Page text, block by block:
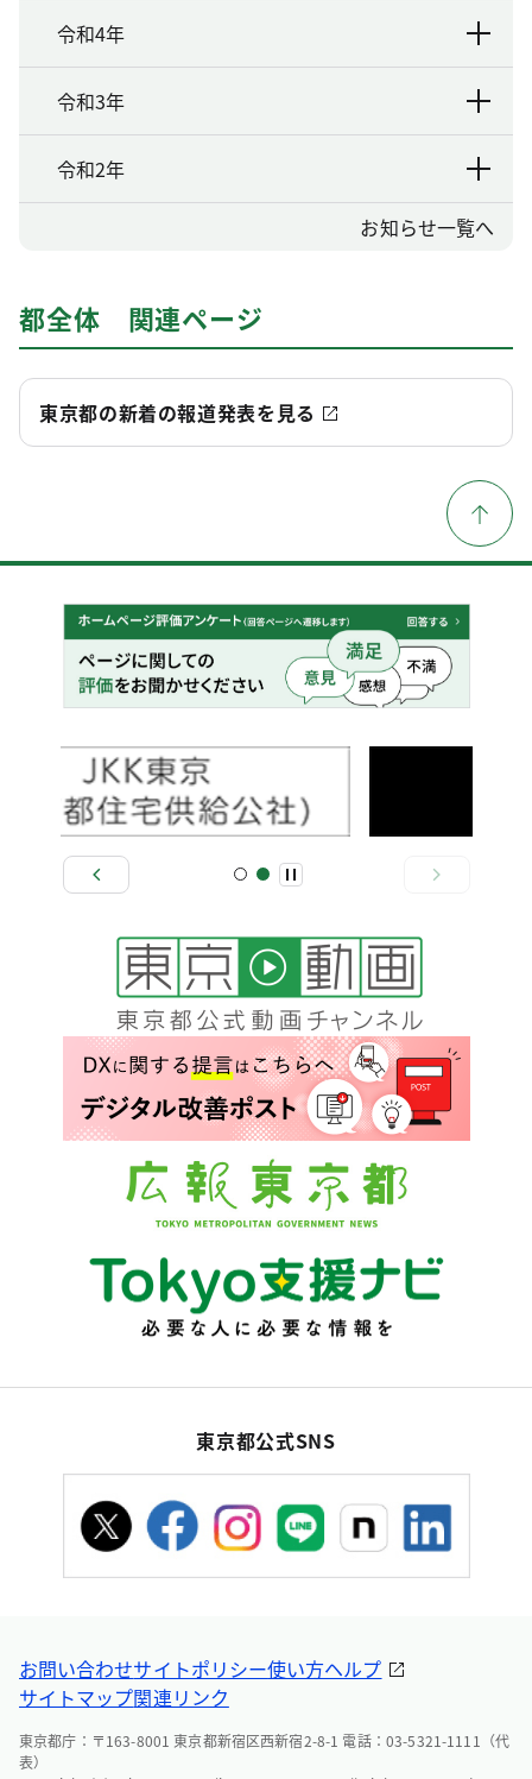
令和4年
令和3年
令和2年
お知らせ一覧へ
都全体 関連ページ
東京都の新着の報道発表を見る
東京都公式SNS
お問い合わせサイトポリシー使い方ヘルプ
サイトマップ関連リンク
東京都庁：〒163-8001 東京都新宿区西新宿2-8-1 電話：03-5321-1111（代
表）